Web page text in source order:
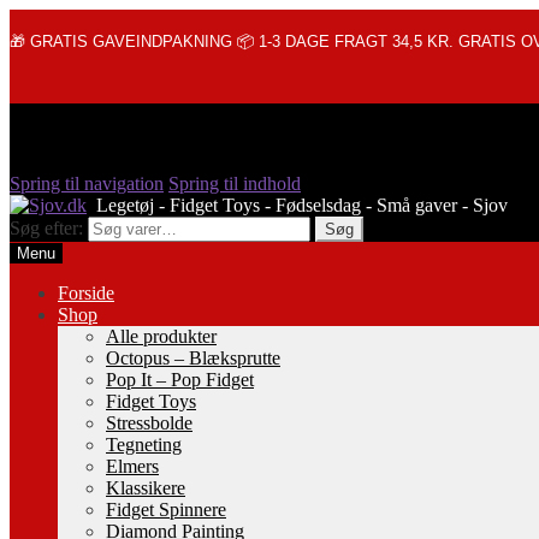
🎁 GRATIS GAVEINDPAKNING 📦 1-3 DAGE FRAGT 34,5 KR. GRATIS
Spring til navigation Spring til indhold
Søg efter:
Søg
Menu
Forside
Shop
Alle produkter
Octopus – Blæksprutte
Pop It – Pop Fidget
Fidget Toys
Stressbolde
Tegneting
Elmers
Klassikere
Fidget Spinnere
Diamond Painting